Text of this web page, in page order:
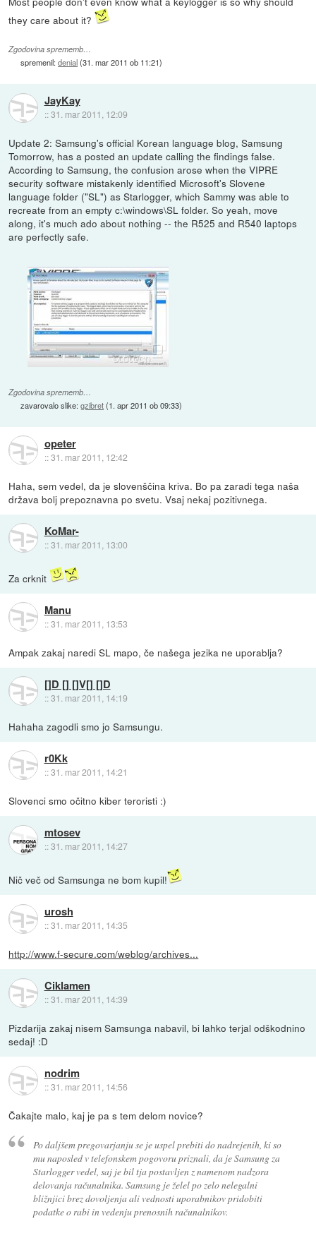
they care about it?
Zgodovina sprememb…
spremenil:denial(31. mar 2011 ob 11:21)
JayKay
::31. mar 2011, 12:09
Update 2: Samsung's official Korean language blog, Samsung
Tomorrow, has a posted an update calling the findings false.
According to Samsung, the confusion arose when the VIPRE
security software mistakenly identified Microsoft's Slovene
language folder ("SL") as Starlogger, which Sammy was able to
recreate from an empty c:\windows\SL folder. So yeah, move
along, it's much ado about nothing -- the R525 and R540 laptops
are perfectly safe.
Zgodovina sprememb…
zavarovalo slike:gzibret(1. apr 2011 ob 09:33)
opeter
::31. mar 2011, 12:42
Haha, sem vedel, da je slovenščina kriva. Bo pa zaradi tega naša
država bolj prepoznavna po svetu. Vsaj nekaj pozitivnega.
KoMar-
::31. mar 2011, 13:00
Za crknit
Manu
::31. mar 2011, 13:53
Ampak zakaj naredi SL mapo, če našega jezika ne uporablja?
[]D [] []V[] []D
::31. mar 2011, 14:19
Hahaha zagodli smo jo Samsungu.
r0Kk
::31. mar 2011, 14:21
Slovenci smo očitno kiber teroristi :)
mtosev
::31. mar 2011, 14:27
Nič več od Samsunga ne bom kupil!
urosh
::31. mar 2011, 14:35
http://www.f-secure.com/weblog/archives...
Ciklamen
::31. mar 2011, 14:39
Pizdarija zakaj nisem Samsunga nabavil, bi lahko terjal odškodnino
sedaj! :D
nodrim
::31. mar 2011, 14:56
Čakajte malo, kaj je pa s tem delom novice?
Po daljšem pregovarjanju se je uspel prebiti do nadrejenih, ki so
mu naposled v telefonskem pogovoru priznali, da je Samsung za
Starlogger vedel, saj je bil tja postavljen z namenom nadzora
delovanja računalnika. Samsung je želel po zelo nelegalni
bližnjici brez dovoljenja ali vednosti uporabnikov pridobiti
podatke o rabi in vedenju prenosnih računalnikov.